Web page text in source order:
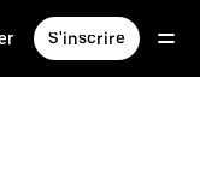
S'inscrire